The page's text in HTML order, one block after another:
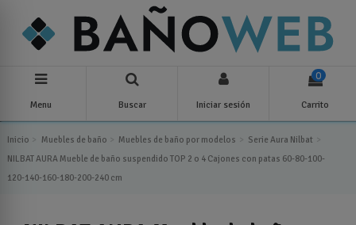
Menu Buscar Iniciar sesión
0
Carrito
Inicio Muebles de baño Muebles de baño por modelos
Serie Aura Nilbat
NILBAT AURA Mueble de baño suspendido TOP 2 o 4 Cajones con patas 60-80-100-
120-140-160-180-200-240 cm